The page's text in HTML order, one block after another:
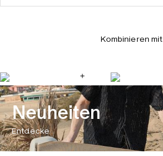
Kombinieren mit
Neuheiten
Entdecke